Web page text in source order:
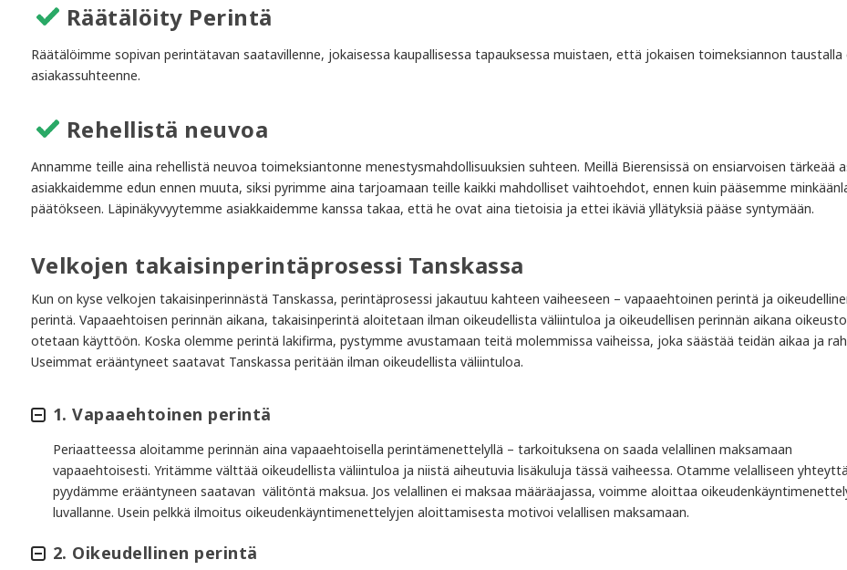
Räätälöity Perintä
Räätälöimme sopivan perintätavan saatavillenne, jokaisessa kaupallisessa tapauksessa muistaen, että jokaisen toimeksiannon taustalla
asiakassuhteenne.
Rehellistä neuvoa
Annamme teille aina rehellistä neuvoa toimeksiantonne menestysmahdollisuuksien suhteen. Meillä Bierensissä on ensiarvoisen tärkeää
asiakkaidemme edun ennen muuta, siksi pyrimme aina tarjoamaan teille kaikki mahdolliset vaihtoehdot, ennen kuin pääsemme
päätökseen. Läpinäkyvyytemme asiakkaidemme kanssa takaa, että he ovat aina tietoisia ja ettei ikäviä yllätyksiä pääse syntymään.
Velkojen takaisinperintäprosessi Tanskassa
Kun on kyse velkojen takaisinperinnästä Tanskassa, perintäprosessi jakautuu kahteen vaiheeseen – vapaaehtoinen perintä ja
perintä. Vapaaehtoisen perinnän aikana, takaisinperintä aloitetaan ilman oikeudellista väliintuloa ja oikeudellisen perinnän aikana
otetaan käyttöön. Koska olemme perintä lakifirma, pystymme avustamaan teitä molemmissa vaiheissa, joka säästää teidän aikaa ja
Useimmat erääntyneet saatavat Tanskassa peritään ilman oikeudellista väliintuloa.
1. Vapaaehtoinen perintä
Periaatteessa aloitamme perinnän aina vapaaehtoisella perintämenettelyllä – tarkoituksena on saada velallinen maksamaan
vapaaehtoisesti. Yritämme välttää oikeudellista väliintuloa ja niistä aiheutuvia lisäkuluja tässä vaiheessa. Otamme velalliseen
pyydämme erääntyneen saatavan välitöntä maksua. Jos velallinen ei maksaa määräajassa, voimme aloittaa
luvallanne. Usein pelkkä ilmoitus oikeudenkäyntimenettelyjen aloittamisesta motivoi velallisen maksamaan.
2. Oikeudellinen perintä